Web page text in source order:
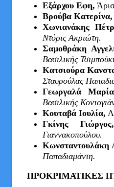
Εξάρχου Εφη,
Βρούβα Κατερίνα,
Χωνιανάκης
Ντόρις Ακριώτη.
Σαμοθράκη
Βασιλικής
Κατσιούρα
Σταυρούλας
Γεωργαλά
Βασιλικής
Κουταβά Ιουλία,
Γκίνης Γιώργος,
Γιαννακοπούλου.
Κωνσταντουλάκη
Παπαδιαμάντη.
ΠΡΟΚΡΙΜΑΤΙΚΕΣ